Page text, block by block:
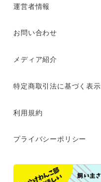
運営者情報
お問い合わせ
メディア紹介
特定商取引法に基づく表示
利用規約
プライバシーポリシー